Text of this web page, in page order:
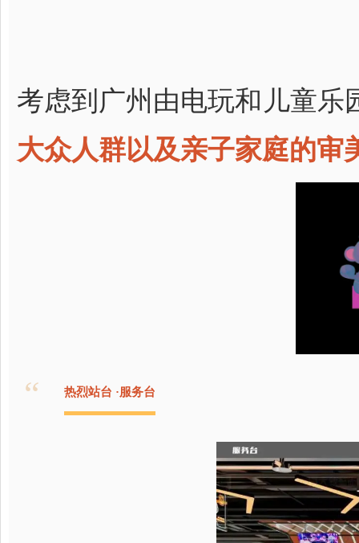
考虑到广州由电玩和儿童乐
大众人群以及亲子家庭的审
“ 热烈站台 ·服务台